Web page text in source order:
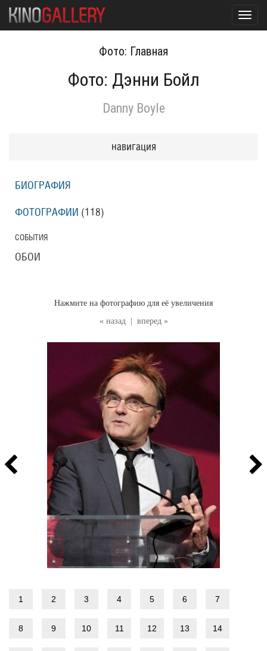
Фото: Главная
Фото: Дэнни Бойл
Danny Boyle
« назад вперед »
Нажмите на фотографию для её увеличения
1 2 3 4 5 6 7
8 9 10 11 12 13 14
навигация
БИОГРАФИЯ
ФОТОГРАФИИ (118)
СОБЫТИЯ
ОБОИ